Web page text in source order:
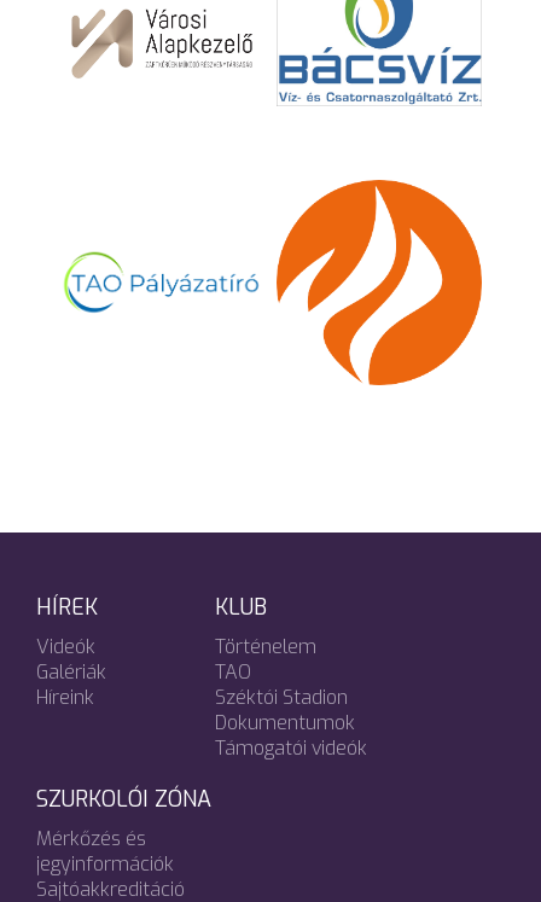
HÍREK
Videók
Galériák
Híreink
KLUB
Történelem
TAO
Széktói Stadion
Dokumentumok
Támogatói videók
SZURKOLÓI ZÓNA
Mérkőzés és
jegyinformációk
Sajtóakkreditáció